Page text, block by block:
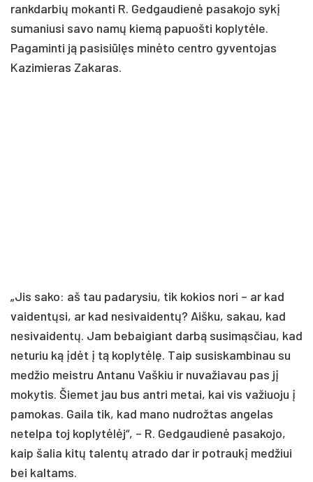
rankdarbių mokanti R. Gedgaudienė pasakojo sykį
sumaniusi savo namų kiemą papuošti koplytėle.
Pagaminti ją pasisiūlęs minėto centro gyventojas
Kazimieras Zakaras.
„Jis sako: aš tau padarysiu, tik kokios nori – ar kad
vaidentųsi, ar kad nesivaidentų? Aišku, sakau, kad
nesivaidentų. Jam bebaigiant darbą susimąsčiau, kad
neturiu ką įdėt į tą koplytėlę. Taip susiskambinau su
medžio meistru Antanu Vaškiu ir nuvažiavau pas jį
mokytis. Šiemet jau bus antri metai, kai vis važiuoju į
pamokas. Gaila tik, kad mano nudrožtas angelas
netelpa toj koplytėlėj“, – R. Gedgaudienė pasakojo,
kaip šalia kitų talentų atrado dar ir potraukį medžiui
bei kaltams.